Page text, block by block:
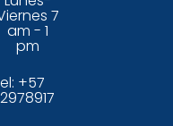
7
am - 1
pm
+57